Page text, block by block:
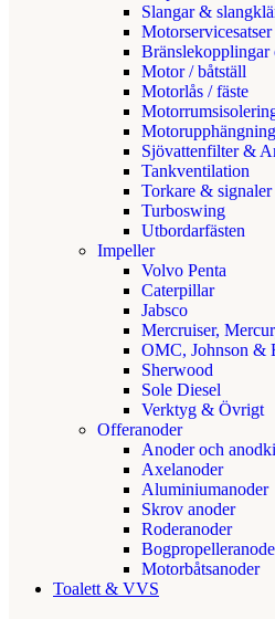
Slangar &
Motorservicesatser
Bränslekopplingar
Motor / båtställ
Motorlås / fäste
Motorupphängning
Sjövattenfilter &
Tankventilation
Torkare & signaler
Turboswing
Utbordarfästen
Impeller
Volvo Penta
Caterpillar
Jabsco
Mercruiser,
OMC, Johnson &
Sherwood
Sole Diesel
Verktyg & Övrigt
Offeranoder
Anoder och
Axelanoder
Aluminiumanoder
Skrov anoder
Roderanoder
Motorbåtsanoder
Toalett & VVS